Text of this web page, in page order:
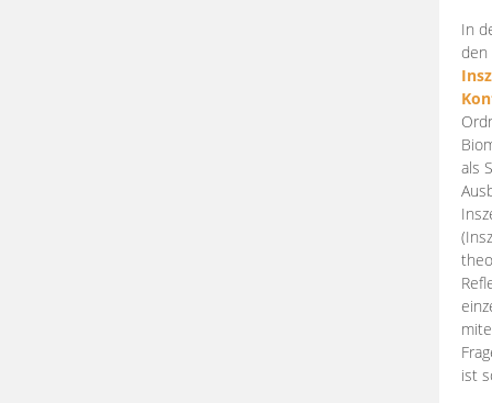
In
den
als
ist